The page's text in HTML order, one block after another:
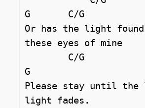
G       C/G
Or has the light
these eyes of mine
G
Please stay until the
light fades.